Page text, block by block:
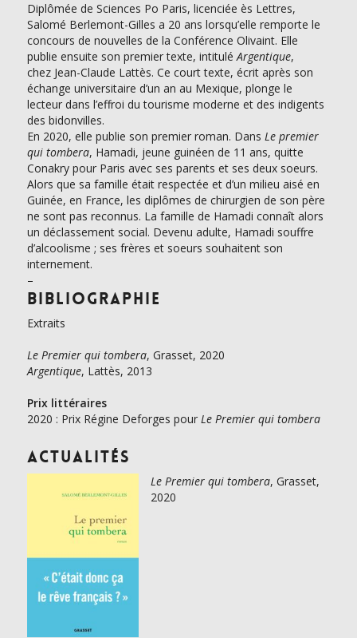
Diplômée de Sciences Po Paris, licenciée ès Lettres,
Salomé Berlemont-Gilles a 20 ans lorsqu’elle remporte le
concours de nouvelles de la Conférence Olivaint. Elle
publie ensuite son premier texte, intituléArgentique,
chez Jean-Claude Lattès. Ce court texte, écrit après son
échange universitaire d’un an au Mexique, plonge le
lecteur dans l’effroi du tourisme moderne et des indigents
des bidonvilles.
En 2020, elle publie son premier roman. Dans Le premier
qui tombera, Hamadi, jeune guinéen de 11 ans, quitte
Conakry pour Paris avec ses parents et ses deux soeurs.
Alors que sa famille était respectée et d’un milieu aisé en
Guinée, en France, les diplômes de chirurgien de son père
ne sont pas reconnus. La famille de Hamadi connaît alors
un déclassement social. Devenu adulte, Hamadi souffre
d’alcoolisme ; ses frères et soeurs souhaitent son
internement.
–
Bibliographie
Extraits
Le Premier qui tombera
Argentique, Lattès, 2013
Prix littéraires
2020 : Prix Régine Deforges pour Le Premier qui tombera
Actualités
Le Premier qui tombera, Grasset,
2020